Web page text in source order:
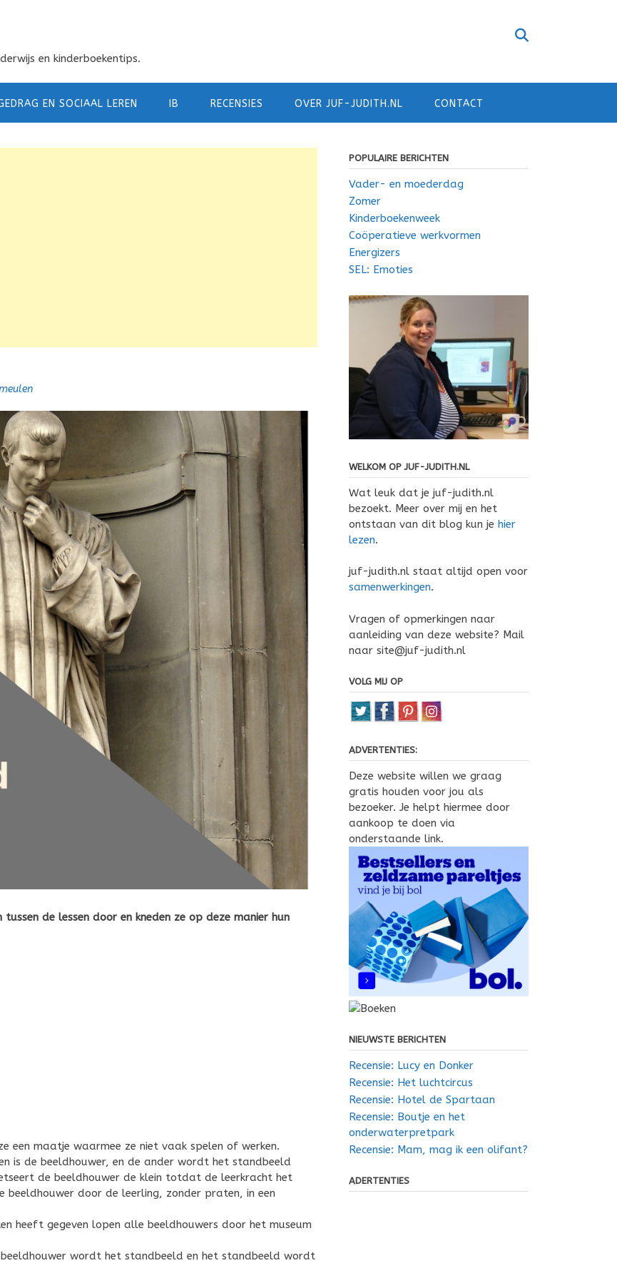
en kinderboekentips.
EN SOCIAAL LEREN IB RECENSIES OVER JUF-JUDITH.NL CONTACT
de lessen door en kneden ze op deze manier hun
een maatje waarmee ze niet vaak spelen of werken.
is de beeldhouwer, en de ander wordt het standbeeld
de beeldhouwer de klein totdat de leerkracht het
door de leerling, zonder praten, in een
heeft gegeven lopen alle beeldhouwers door het museum
wordt het standbeeld en het standbeeld wordt
POPULAIRE BERICHTEN
Vader- en moederdag
Zomer
Kinderboekenweek
Coöperatieve werkvormen
Energizers
SEL: Emoties
WELKOM OP JUF-JUDITH.NL
Wat leuk dat je juf-judith.nl
bezoekt. Meer over mij en het
ontstaan van dit blog kun je hier
lezen.
juf-judith.nl staat altijd open voor
samenwerkingen.
Vragen of opmerkingen naar
aanleiding van deze website? Mail
naar site@juf-judith.nl
VOLG MIJ OP
ADVERTENTIES:
Deze website willen we graag
gratis houden voor jou als
bezoeker. Je helpt hiermee door
aankoop te doen via
onderstaande link.
NIEUWSTE BERICHTEN
Recensie: Lucy en Donker
Recensie: Het luchtcircus
Recensie: Hotel de Spartaan
Recensie: Boutje en het
onderwaterpretpark
Recensie: Mam, mag ik een olifant?
ADERTENTIES